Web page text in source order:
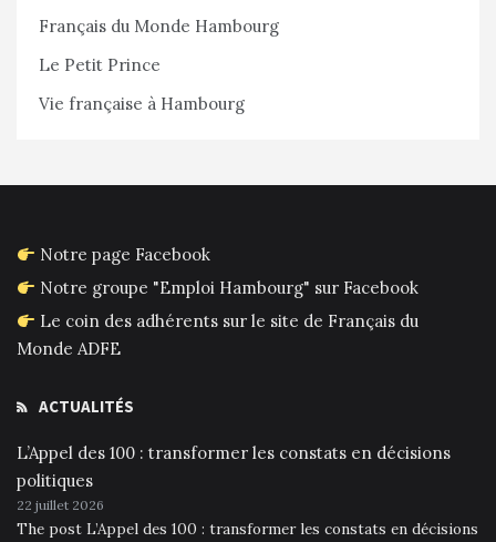
Français du Monde Hambourg
Le Petit Prince
Vie française à Hambourg
Notre page Facebook
Notre groupe "Emploi Hambourg" sur Facebook
Le coin des adhérents sur le site de Français du
Monde ADFE
ACTUALITÉS
L’Appel des 100 : transformer les constats en décisions
politiques
22 juillet 2026
The post L’Appel des 100 : transformer les constats en décisions